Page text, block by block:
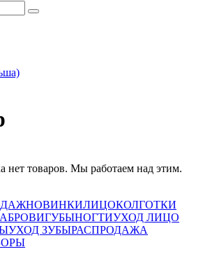
нет товаров. Мы работаем над этим.
НОВИНКИЛИЦОКОЛГОТКИ
БРОВИГУБЫНОГТИУХОД ЛИЦО
УХОД ЗУБЫРАСПРОДАЖА